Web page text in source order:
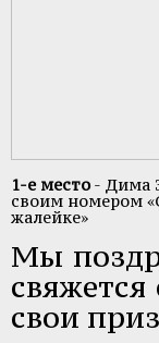
1-е место- Дима
своим номером
жалейке»
Мы
свои